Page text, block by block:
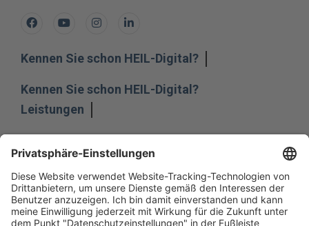
FacebookYoutubeInstagramLinkedIn
Kennen Sie schon HEIL-Digital?
Kennen Sie schon HEIL-Digital?
Leistungen
Unternehmen
Unternehmen